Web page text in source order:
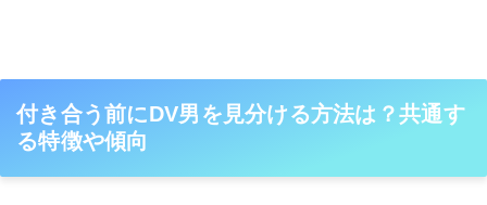
付き合う前にDV男を見分ける方法は？共通す
る特徴や傾向